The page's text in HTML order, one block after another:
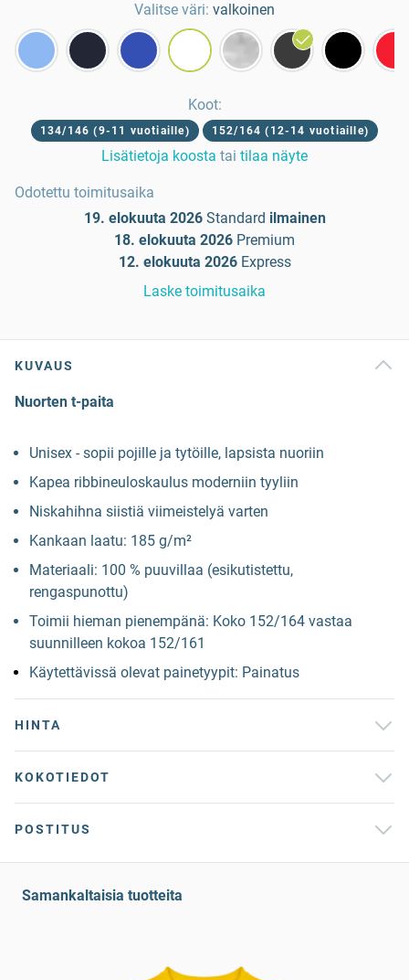
Valitse väri: valkoinen
Koot:
134/146 (9-11 vuotiaille) 152/164 (12-14 vuotiaille)
Lisätietoja koosta tai tilaa näyte
Odotettu toimitusaika
19. elokuuta 2026 Standard ilmainen
18. elokuuta 2026 Premium
12. elokuuta 2026 Express
Laske toimitusaika
KUVAUS
Nuorten t-paita
Unisex - sopii pojille ja tytöille, lapsista nuoriin
Kapea ribbineuloskaulus moderniin tyyliin
Niskahihna siistiä viimeistelyä varten
Kankaan laatu: 185 g/m²
Materiaali: 100 % puuvillaa (esikutistettu,
rengaspunottu)
Toimii hieman pienempänä: Koko 152/164 vastaa
suunnilleen kokoa 152/161
Käytettävissä olevat painetyypit: Painatus
HINTA
KOKOTIEDOT
POSTITUS
Samankaltaisia tuotteita